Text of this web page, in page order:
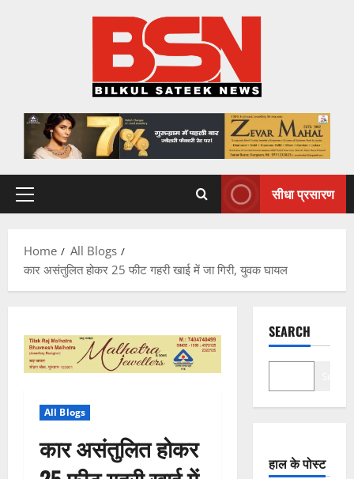
Primary
सीधा प्रसारण
Home
All Blogs
कार असंतुलित होकर 25 फीट गहरी खाई में जा गिरी, युवक घायल
All Blogs
कार असंतुलित होकर
SEARCH
हाल के पोस्ट